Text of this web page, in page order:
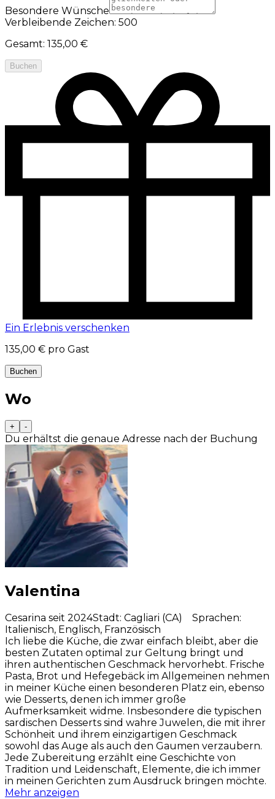
Besondere Wünsche
Verbleibende Zeichen: 500
Gesamt: 135,00 €
Buchen
Ein Erlebnis verschenken
135,00 € pro Gast
Buchen
Wo
+ -
Du erhältst die genaue Adresse nach der Buchung
Valentina
Cesarina seit 2024Stadt: Cagliari (CA) Sprachen:
Italienisch, Englisch, Französisch
Ich liebe die Küche, die zwar einfach bleibt, aber die
besten Zutaten optimal zur Geltung bringt und
ihren authentischen Geschmack hervorhebt. Frische
Pasta, Brot und Hefegebäck im Allgemeinen nehmen
in meiner Küche einen besonderen Platz ein, ebenso
wie Desserts, denen ich immer große
Aufmerksamkeit widme. Insbesondere die typischen
sardischen Desserts sind wahre Juwelen, die mit ihrer
Schönheit und ihrem einzigartigen Geschmack
sowohl das Auge als auch den Gaumen verzaubern.
Jede Zubereitung erzählt eine Geschichte von
Tradition und Leidenschaft, Elemente, die ich immer
in meinen Gerichten zum Ausdruck bringen möchte.
Mehr anzeigen